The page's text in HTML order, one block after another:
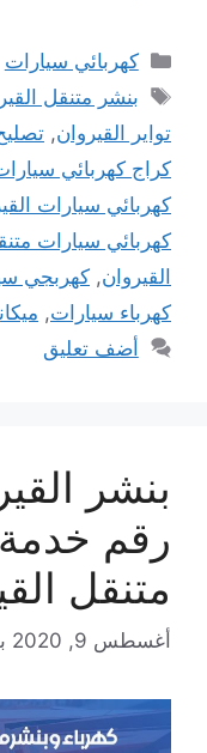
التصنيفات
كهربائي سيارات
الوسوم
بنشر متنقل
تواير القيروان,
كراج كهربائي
كهربائي سيارات
كهربائي سيارات
القيروان, كهربجي
كهرباء سيارات,
أضف تعليق
رقم خدمة
متنقل
أغسطس 9, 2020